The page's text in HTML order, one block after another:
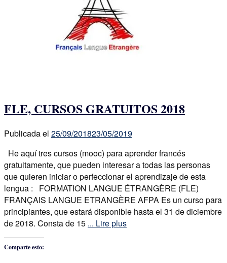
FLE, CURSOS GRATUITOS 2018
Publicada el 25/09/201823/05/2019
He aquí tres cursos (mooc) para aprender francés
gratuitamente, que pueden interesar a todas las personas
que quieren iniciar o perfeccionar el aprendizaje de esta
lengua : FORMATION LANGUE ÉTRANGÈRE (FLE)
FRANÇAIS LANGUE ETRANGÈRE AFPA Es un curso para
principiantes, que estará disponible hasta el 31 de diciembre
de 2018. Consta de 15 ... Lire plus
Comparte esto: